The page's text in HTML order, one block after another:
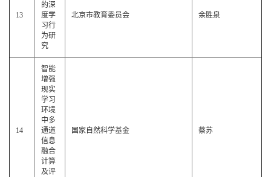
13
的深
度学
习行
为研
究
北京市教育委员会 余胜泉
14
智能
增强
现实
学习
环境
中多
通道
信息
融合
计算
及评
国家自然科学基金 蔡苏